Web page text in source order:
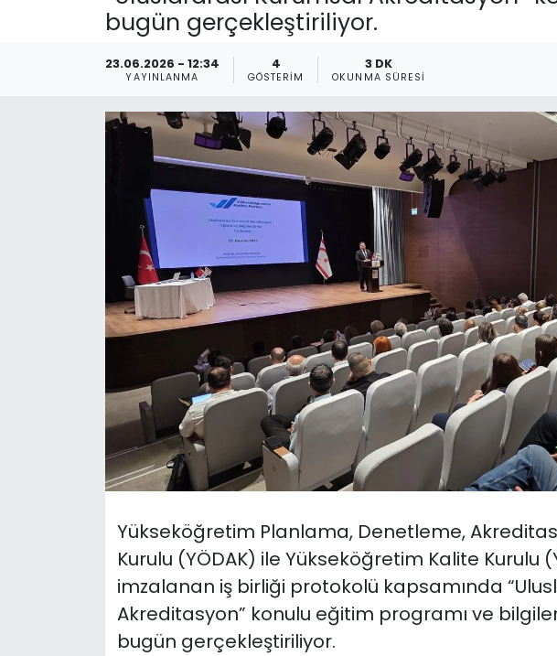
bugün gerçekleştiriliyor.
23.06.2026 - 12:34
YAYINLANMA
4
GÖSTERIM
3 DK
OKUNMA SÜRESI
Yükseköğretim Planlama, Denetleme,
Kurulu (YÖDAK) ile Yükseköğretim Kalite Kurulu
imzalanan iş birliği protokolü kapsamında
Akreditasyon” konulu eğitim programı ve
bugün gerçekleştiriliyor.
Gündem
KKTC YEREL SEÇİM 2018
Nöbetçi Eczaneler
Otomobil Dünyası
Politika
SAĞLIK
Video Galeri